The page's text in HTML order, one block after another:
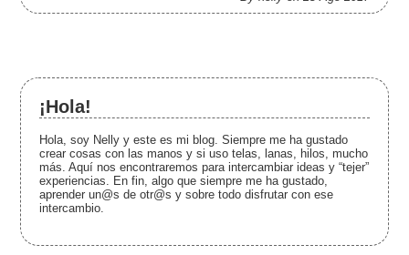
¡Hola!
Hola, soy Nelly y este es mi blog. Siempre me ha gustado
crear cosas con las manos y si uso telas, lanas, hilos, mucho
más. Aquí nos encontraremos para intercambiar ideas y “tejer”
experiencias. En fin, algo que siempre me ha gustado,
aprender un@s de otr@s y sobre todo disfrutar con ese
intercambio.